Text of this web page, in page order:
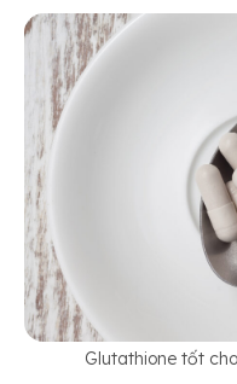
Glutathione tốt